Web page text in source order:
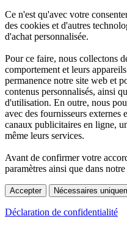
Ce n'est qu'avec votre
des cookies et d'autres
d'achat personnalisée.
Pour ce faire, nous collectons
comportement et leurs
permanence notre site web et
contenus personnalisés, ainsi
d'utilisation. En outre, nous
avec des fournisseurs externes
canaux publicitaires en ligne,
même leurs services.
Avant de confirmer votre
paramètres ainsi que dans notre
Accepter Nécessaires
Déclaration de confidentialité